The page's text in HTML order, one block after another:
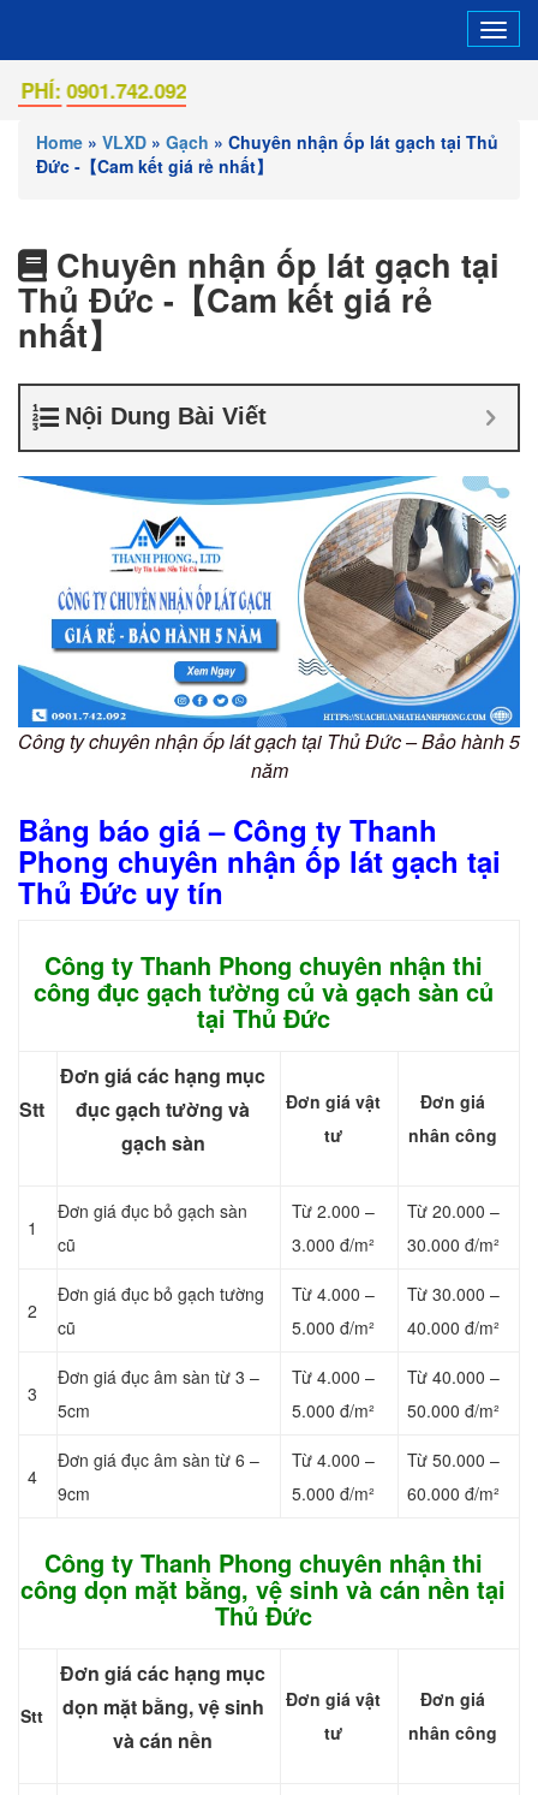
0901.742.092
Home » VLXD » Gạch » Chuyên nhận ốp lát gạch tại Thủ
Đức -【Cam kết giá rẻ nhất】
Chuyên nhận ốp lát gạch tại
Thủ Đức -【Cam kết giá rẻ
nhất】
Nội Dung Bài Viết
Công ty chuyên nhận ốp lát gạch tại Thủ Đức – Bảo hành 5
năm
Bảng báo giá – Công ty Thanh
Phong chuyên nhận ốp lát gạch tại
Thủ Đức uy tín
Công ty Thanh Phong chuyên nhận thi
công đục gạch tường củ và gạch sàn củ
tại Thủ Đức
Stt
Đơn giá các hạng mục
đục gạch tường và
gạch sàn
Đơn giá vật
tư
Đơn giá
nhân công
1
Đơn giá đục bỏ gạch sàn
cũ
Từ 2.000 –
3.000 đ/m²
Từ 20.000 –
30.000 đ/m²
2
Đơn giá đục bỏ gạch tường
cũ
Từ 4.000 –
5.000 đ/m²
Từ 30.000 –
40.000 đ/m²
3
Đơn giá đục âm sàn từ 3 –
5cm
Từ 4.000 –
5.000 đ/m²
Từ 40.000 –
50.000 đ/m²
4
Đơn giá đục âm sàn từ 6 –
9cm
Từ 4.000 –
5.000 đ/m²
Từ 50.000 –
60.000 đ/m²
Công ty Thanh Phong chuyên nhận thi
công dọn mặt bằng, vệ sinh và cán nền tại
Thủ Đức
Stt
Đơn giá các hạng mục
dọn mặt bằng, vệ sinh
và cán nền
Đơn giá vật
tư
Đơn giá
nhân công